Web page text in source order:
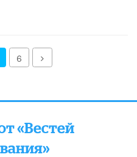
6 Далее
«Вестей